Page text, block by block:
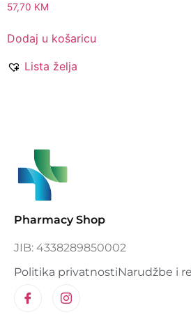
57,70 KM
Dodaj u košaricu
Lista želja
Pharmacy Shop
JIB: 4338289850002
Politika privatnostiNarudžbe i